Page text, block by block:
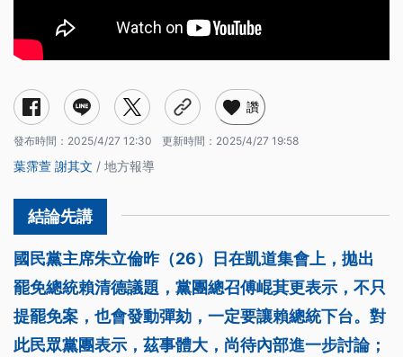
讚
發布時間： 2025/4/27 12:30 更新時間： 2025/4/27 19:58
葉霈萱 謝其文 / 地方報導
國民黨主席朱立倫昨（26）日在凱道集會上，拋出
罷免總統賴清德議題，黨團總召傅崐萁更表示，不只
提罷免案，也會發動彈劾，一定要讓賴總統下台。對
此民眾黨團表示，茲事體大，尚待內部進一步討論；